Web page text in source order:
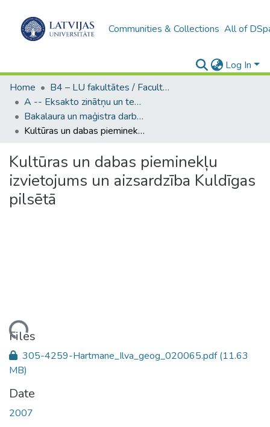
Communities & Collections All of
Log In
Home
B4 – LU fakultātes / Faculties of the UL
A -- Eksakto zinātņu un tehnoloģiju fakultāte / Faculty of Science and Technology
Bakalaura un maģistra darbi (EZTF) / Bachelor's and Master's theses
Kultūras un dabas pieminekļu izvietojums un aizsardzība Kuldīgas pilsētā
Kultūras un dabas pieminekļu
izvietojums un aizsardzība Kuldīgas
pilsētā
Files
305-4259-Hartmane_Ilva_geog_020065.pdf(11.63
MB)
Date
2007